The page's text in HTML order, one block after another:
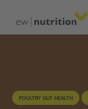
POULTRY GUT HEALTH